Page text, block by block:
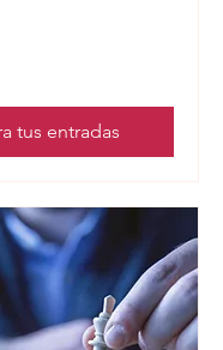
tus entradas